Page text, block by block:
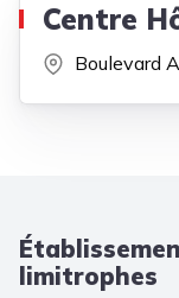
Centre
Boulevard
limitrophes